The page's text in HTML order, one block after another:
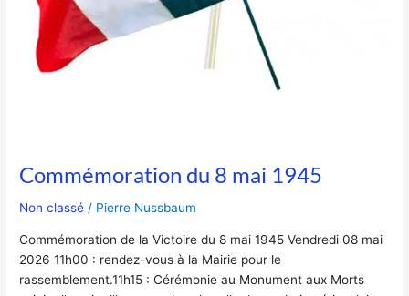
Commémoration du 8 mai 1945
Non classé / Pierre Nussbaum
Commémoration de la Victoire du 8 mai 1945 Vendredi 08 mai
2026 11h00 : rendez-vous à la Mairie pour le
rassemblement.11h15 : Cérémonie au Monument aux Morts